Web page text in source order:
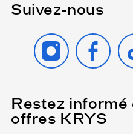
Suivez-nous
INSTAGRAM
Restez informé
offres KRYS
Name
(Ce
champ
est
obligatoire)